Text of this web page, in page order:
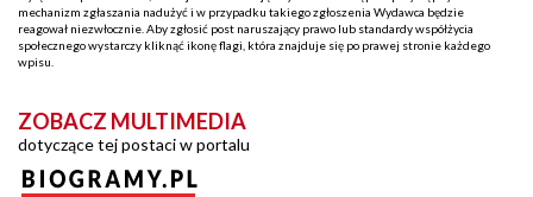
mechanizm zgłaszania nadużyć i w przypadku takiego zgłoszenia Wydawca będzie
reagował niezwłocznie. Aby zgłosić post naruszający prawo lub standardy współżycia
społecznego wystarczy kliknąć ikonę flagi, która znajduje się po prawej stronie każdego
wpisu.
ZOBACZ MULTIMEDIA
dotyczące tej postaci w portalu